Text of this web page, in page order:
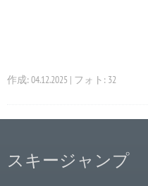
作成: 04.12.2025 | フォト: 32
スキージャンプ